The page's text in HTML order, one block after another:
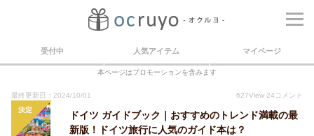
受付中 人気アイテム マイページ
本ページはプロモーションを含みます
最終更新日：2024/10/01 627View 24 コメント
決定
ドイツ ガイドブック｜おすすめのトレンド満載の最
新版！ドイツ旅行に人気のガイド本は？